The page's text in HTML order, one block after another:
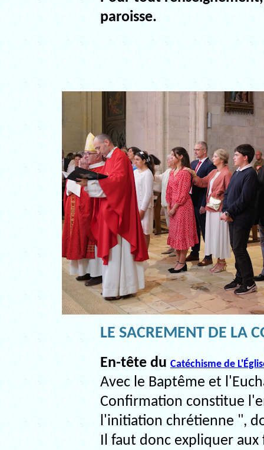
paroisse.
LE SACREMENT DE LA
En-tête du Catéchisme de
Avec le Baptême et
Confirmation constitue
l'initiation chrétienne ",
Il faut donc expliquer